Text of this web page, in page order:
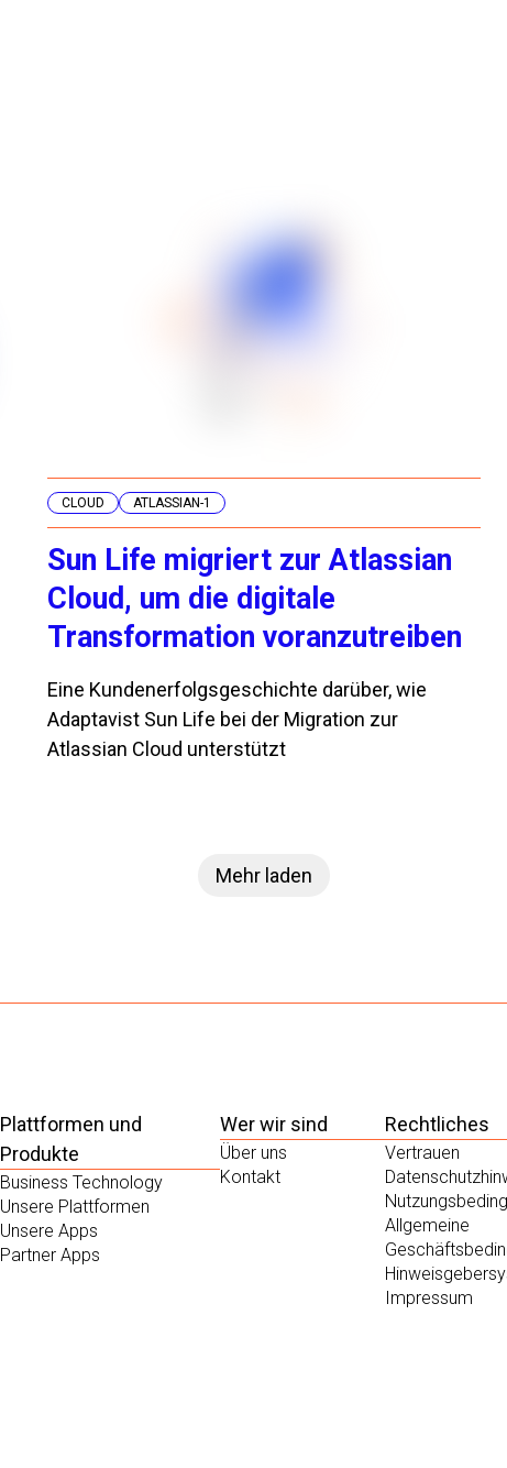
CLOUD ATLASSIAN-1
Sun Life migriert zur Atlassian
Cloud, um die digitale
Transformation voranzutreiben
Eine Kundenerfolgsgeschichte darüber, wie
Adaptavist Sun Life bei der Migration zur
Atlassian Cloud unterstützt
Mehr laden
Plattformen und
Produkte
Business Technology
Unsere Plattformen
Unsere Apps
Partner Apps
Wer wir sind
Über uns
Kontakt
Rechtliches
Vertrauen
Allgemeine
Impressum